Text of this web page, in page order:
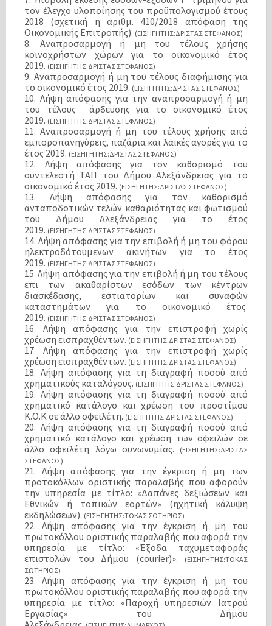
τον έλεγχο υλοποίησης του προϋπολογισμού έτους
2018 (σχετική η αριθμ. 410/2018 απόφαση της
Οικονομικής Επιτροπής). (ΕΙΣΗΓΗΤΗΣ:ΔΡΙΣΤΑΣ ΣΤΕΦΑΝΟΣ)
8. Αναπροσαρμογή ή μη του τέλους χρήσης
κοινοχρήστων χώρων για το οικονομικό έτος
2019. (ΕΙΣΗΓΗΤΗΣ:ΔΡΙΣΤΑΣ ΣΤΕΦΑΝΟΣ)
9. Αναπροσαρμογή ή μη του τέλους διαφήμισης για
το οικονομικό έτος 2019. (ΕΙΣΗΓΗΤΗΣ:ΔΡΙΣΤΑΣ ΣΤΕΦΑΝΟΣ)
10. Λήψη απόφασης για την αναπροσαρμογή ή μη
του τέλους άρδευσης για το οικονομικό έτος
2019. (ΕΙΣΗΓΗΤΗΣ:ΔΡΙΣΤΑΣ ΣΤΕΦΑΝΟΣ)
11. Αναπροσαρμογή ή μη του τέλους χρήσης από
εμποροπανηγύρεις, παζάρια και λαϊκές αγορές για το
έτος 2019. (ΕΙΣΗΓΗΤΗΣ:ΔΡΙΣΤΑΣ ΣΤΕΦΑΝΟΣ)
12. Λήψη απόφασης για τον καθορισμό του
συντελεστή ΤΑΠ του Δήμου Αλεξάνδρειας για το
οικονομικό έτος 2019. (ΕΙΣΗΓΗΤΗΣ:ΔΡΙΣΤΑΣ ΣΤΕΦΑΝΟΣ)
13. Λήψη απόφασης για τον καθορισμό
ανταποδοτικών τελών καθαριότητας και φωτισμού
του Δήμου Αλεξάνδρειας για το έτος
2019. (ΕΙΣΗΓΗΤΗΣ:ΔΡΙΣΤΑΣ ΣΤΕΦΑΝΟΣ)
14. Λήψη απόφασης για την επιβολή ή μη του φόρου
ηλεκτροδότουμενων ακινήτων για το έτος
2019. (ΕΙΣΗΓΗΤΗΣ:ΔΡΙΣΤΑΣ ΣΤΕΦΑΝΟΣ)
15. Λήψη απόφασης για την επιβολή ή μη του τέλους
επι των ακαθαρίστων εσόδων των κέντρων
διασκέδασης, εστιατορίων και συναφών
καταστημάτων για το οικονομικό έτος
2019. (ΕΙΣΗΓΗΤΗΣ:ΔΡΙΣΤΑΣ ΣΤΕΦΑΝΟΣ)
16. Λήψη απόφασης για την επιστροφή χωρίς
χρέωση εισπραχθέντων. (ΕΙΣΗΓΗΤΗΣ:ΔΡΙΣΤΑΣ ΣΤΕΦΑΝΟΣ)
17. Λήψη απόφασης για την επιστροφή χωρίς
χρέωση εισπραχθέντων. (ΕΙΣΗΓΗΤΗΣ:ΔΡΙΣΤΑΣ ΣΤΕΦΑΝΟΣ)
18. Λήψη απόφασης για τη διαγραφή ποσού από
χρηματικούς καταλόγους. (ΕΙΣΗΓΗΤΗΣ:ΔΡΙΣΤΑΣ ΣΤΕΦΑΝΟΣ)
19. Λήψη απόφασης για τη διαγραφή ποσού από
χρηματικό κατάλογο και χρέωση του προστίμου
Κ.Ο.Κ σε άλλο οφειλέτη. (ΕΙΣΗΓΗΤΗΣ:ΔΡΙΣΤΑΣ ΣΤΕΦΑΝΟΣ)
20. Λήψη απόφασης για τη διαγραφή ποσού από
χρηματικό κατάλογο και χρέωση των οφειλών σε
άλλο οφειλέτη λόγω συνωνυμίας.
(ΕΙΣΗΓΗΤΗΣ:ΔΡΙΣΤΑΣ
ΣΤΕΦΑΝΟΣ)
21. Λήψη απόφασης για την έγκριση ή μη των
προτοκόλλων οριστικής παραλαβής που αφορούν
την υπηρεσία με τίτλο: «Δαπάνες δεξιώσεων και
Εθνικών ή τοπικών εορτών» (ηχητική κάλυψη
εκδηλώσεων). (ΕΙΣΗΓΗΤΗΣ:ΤΟΚΑΣ ΣΩΤΗΡΙΟΣ)
22. Λήψη απόφασης για την έγκριση ή μη του
πρωτοκόλλου οριστικής παραλαβής που αφορά την
υπηρεσία με τίτλο: «Έξοδα ταχυμεταφοράς
επιστολών του Δήμου (courier)».
(ΕΙΣΗΓΗΤΗΣ:ΤΟΚΑΣ
ΣΩΤΗΡΙΟΣ)
23. Λήψη απόφασης για την έγκριση ή μη του
πρωτοκόλλου οριστικής παραλαβής που αφορά την
υπηρεσία με τίτλο: «Παροχή υπηρεσιών Ιατρού
Εργασίας» του Δήμου